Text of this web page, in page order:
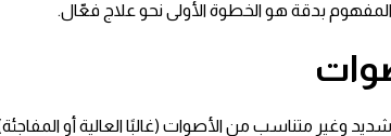
بدقة هو الخطوة الأولى نحو علاج فعّال.​
وغير متناسب من الأصوات (غالبًا العالية أو